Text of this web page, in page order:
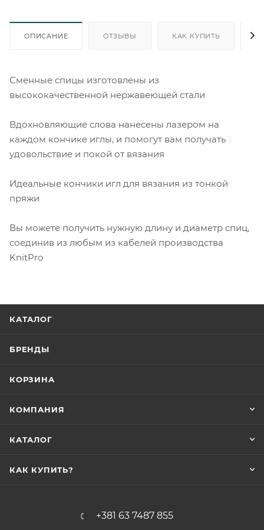
ОПИСАНИЕ ОТЗЫВЫ КАК КУПИТЬ
Сменные спицы изготовлены из
высококачественной нержавеющей стали
Вдохновляющие слова нанесены лазером на
каждом кончике иглы, и помогут вам получать
удовольствие и покой от вязания
Идеальные кончики игл для вязания из тонкой
пряжи
Вы можете получить нужную длину и диаметр спиц,
соединив из любым из кабелей производства
KnitPro
КАТАЛОГ
БРЕНДЫ
КОРЗИНА
КОМПАНИЯ
КАТАЛОГ
КАК КУПИТЬ?
+381 63 7487 855